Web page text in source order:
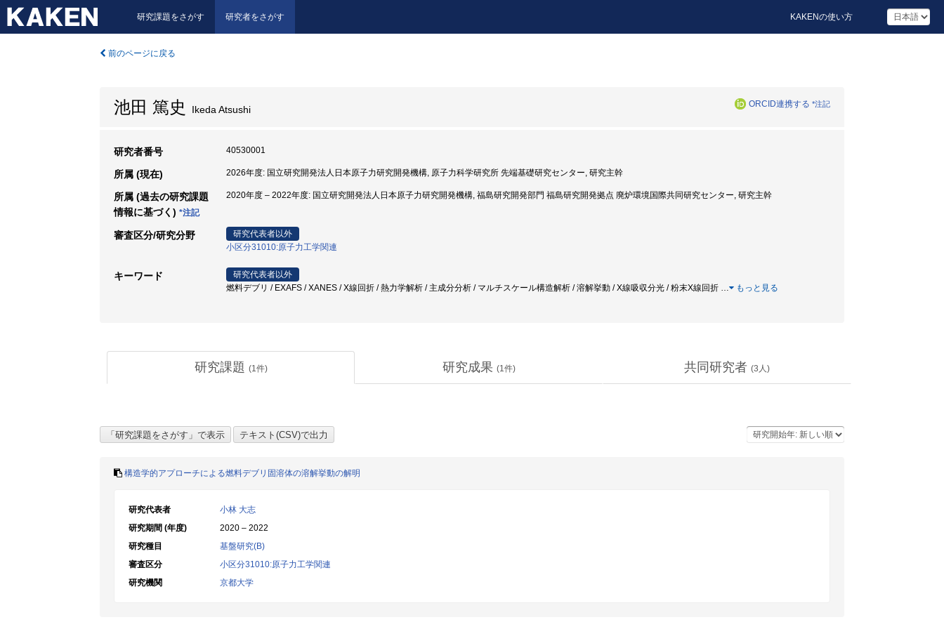
研究課題をさがす 研究者をさがす KAKENの使い方
前のページに戻る
池田 篤史 Ikeda Atsushi ORCID連携する *注記
研究者番号 40530001
所属 (現在) 2026年度: 国立研究開発法人日本原子力研究開発機構, 原子力科学研究所 先端基礎研究センター, 研究主幹
所属 (過去の研究課題
情報に基づく) *注記
2020年度 – 2022年度: 国立研究開発法人日本原子力研究開発機構, 福島研究開発部門 福島研究開発拠点 廃炉環境国際共同研究センター, 研究主幹
審査区分/研究分野
研究代表者以外
小区分31010:原子力工学関連
キーワード
研究代表者以外
燃料デブリ / EXAFS / XANES / X線回折 / 熱力学解析 / 主成分分析 / マルチスケール構造解析 / 溶解挙動 / X線吸収分光 / 粉末X線回折 … もっと見る
研究課題 (1件) 研究成果 (1件) 共同研究者 (3 人)
構造学的アプローチによる燃料デブリ固溶体の溶解挙動の解明
研究代表者
小林 大志
研究期間 (年度)
2020 – 2022
研究種目
基盤研究(B)
審査区分
小区分31010:原子力工学関連
研究機関
京都大学